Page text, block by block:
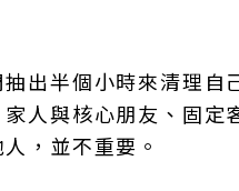
出半個小時來清理
人與核心朋友、固
，並不重要。